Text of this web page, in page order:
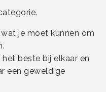
je moet kunnen om
beste bij elkaar en
een geweldige